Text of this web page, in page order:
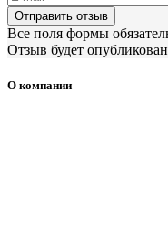
Отправить отзыв
Все поля формы
Отзыв будет
О компании